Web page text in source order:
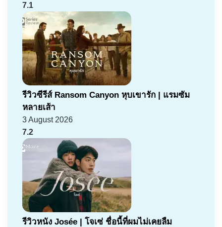
7.1
รีวิวซีรีส์ Ransom Canyon หุบเขารัก | แรมซัม
หลายเส้า
3 August 2026
7.2
รีวิวหนัง Josée | โจเซ่ ชื่อนี้ที่ผมไม่เคยลืม